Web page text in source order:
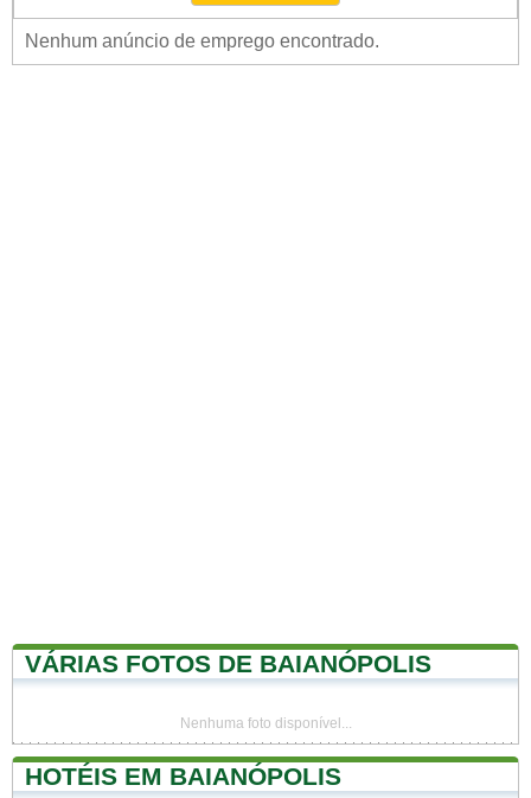
Nenhum anúncio de emprego encontrado.
VÁRIAS FOTOS DE BAIANÓPOLIS
Nenhuma foto disponível...
HOTÉIS EM BAIANÓPOLIS